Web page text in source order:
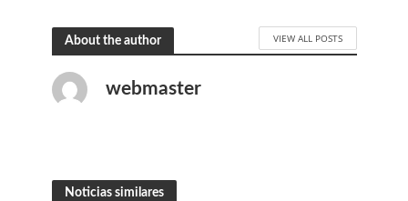
About the author VIEW ALL POSTS
webmaster
Noticias similares